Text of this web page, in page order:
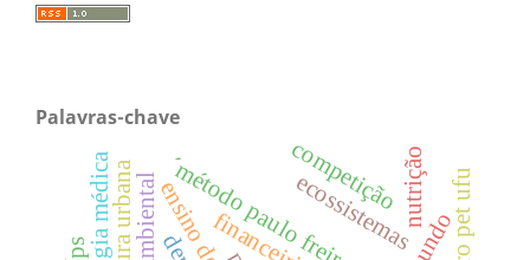
Palavras-chave
´método paulo freireecossistemasnutrição
competição